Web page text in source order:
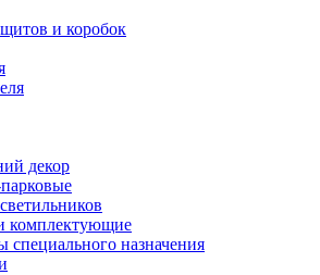
и коробок
декор
комплектующие
назначения